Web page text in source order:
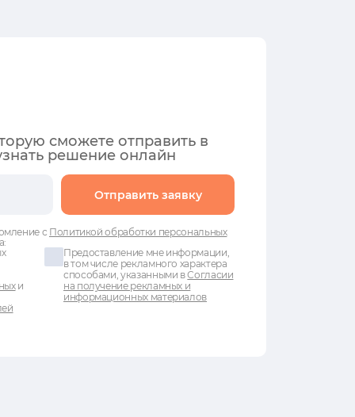
сможете отправить в
решение онлайн
Отправить заявку
с Политикой обработки персональных
и
Предоставление мне информации,
в том числе рекламного характера
способами, указанными вСогласии
на получение рекламных и
информационных материалов